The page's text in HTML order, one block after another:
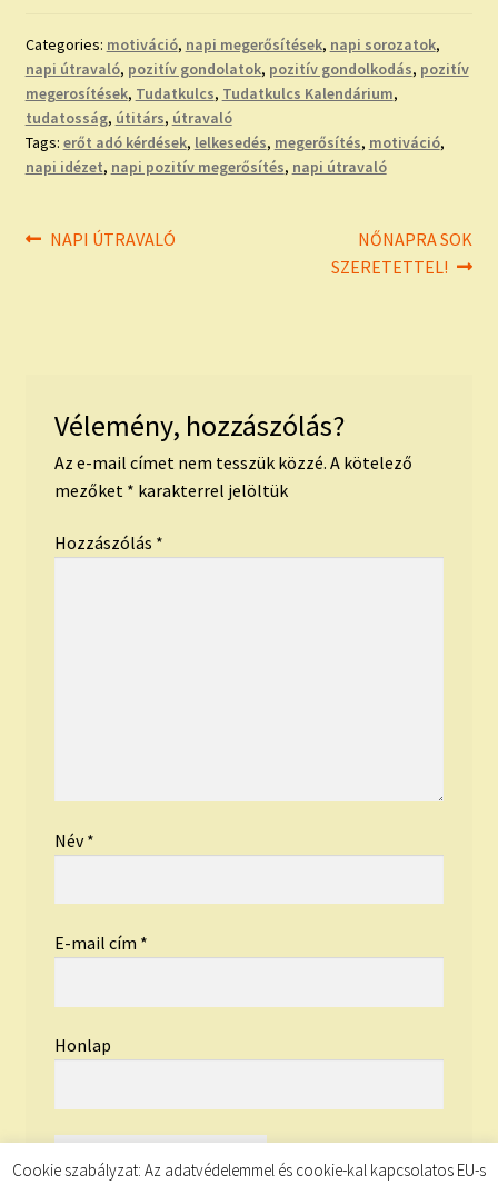
Categories: motiváció, napi megerősítések, napi sorozatok,
napi útravaló, pozitív gondolatok, pozitív gondolkodás, pozitív
megerosítések, Tudatkulcs, Tudatkulcs Kalendárium,
tudatosság, útitárs, útravaló
Tags: erőt adó kérdések, lelkesedés, megerősítés, motiváció,
napi idézet, napi pozitív megerősítés, napi útravaló
Bejegyzés
Previous
NAPI ÚTRAVALÓ
Next
post:
NŐNAPRA SOK
SZERETETTEL!
Vélemény, hozzászólás?
Az e-mail címet nem tesszük közzé. A kötelező
mezőket * karakterrel jelöltük
Hozzászólás *
Név*
E-mail cím *
Honlap
Cookie szabályzat: Az adatvédelemmel és cookie-kal kapcsolatos EU-s